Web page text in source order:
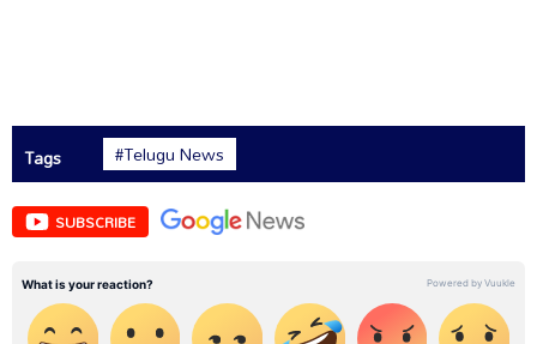
Tags #Telugu News
SUBSCRIBE